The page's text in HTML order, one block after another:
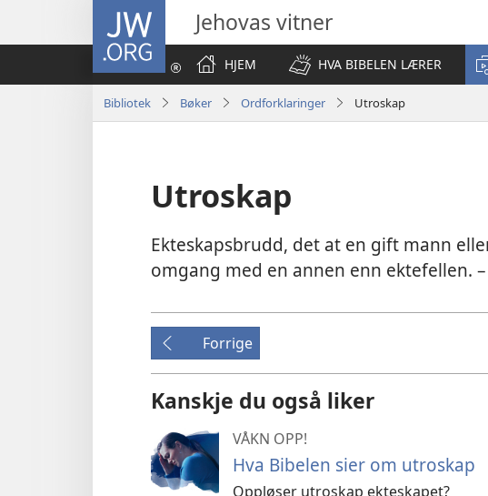
JW.ORG Jehovas vitner
HJEM
HVA BIBELEN LÆRER
Bibliotek Bøker Ordforklaringer Utroskap
Utroskap
Ekteskapsbrudd, det at en gift mann
omgang med en annen enn ektefellen. –
Forrige
Kanskje du også liker
VÅKN OPP!
Hva Bibelen sier om utroskap
Oppløser utroskap ekteskapet?